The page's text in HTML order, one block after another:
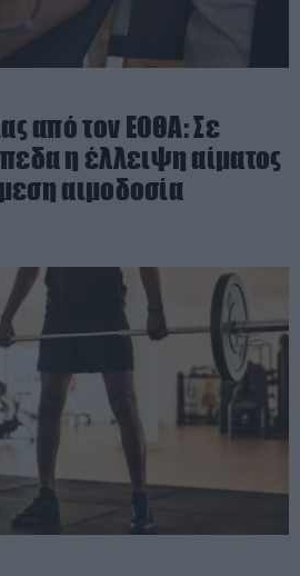
από τον ΕΟΘΑ: Σε
η έλλειψη αίματος
αιμοδοσία